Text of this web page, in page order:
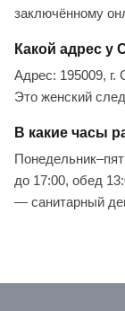
заключённому
Какой адрес у
Адрес: 195009, г.
Это женский
В какие часы
до 17:00, обед
— санитарный